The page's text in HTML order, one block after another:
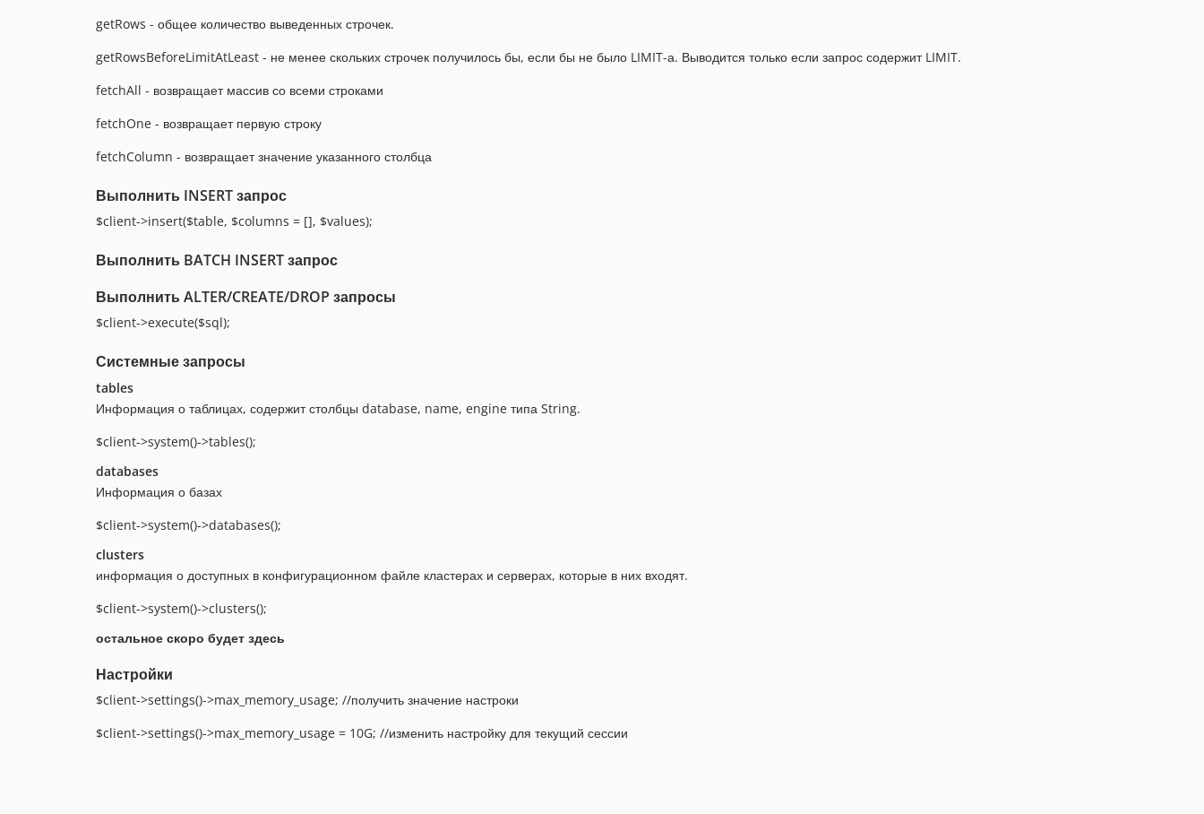
getRows - общее количество выведенных строчек.
getRowsBeforeLimitAtLeast - не менее скольких строчек получилось бы, если бы не было LIMIT-а. Выводится только если запрос содержит LIMIT.
fetchAll - возвращает массив со всеми строками
fetchOne - возвращает первую строку
fetchColumn - возвращает значение указанного столбца
Выполнить INSERT запрос
$client->insert($table, $columns = [], $values);
Выполнить BATCH INSERT запрос
Выполнить ALTER/CREATE/DROP запросы
$client->execute($sql);
Системные запросы
tables
Информация о таблицах, содержит столбцы database, name, engine типа String.
$client->system()->tables();
databases
Информация о базах
$client->system()->databases();
clusters
информация о доступных в конфигурационном файле кластерах и серверах, которые в них входят.
$client->system()->clusters();
остальное скоро будет здесь
Настройки
$client->settings()->max_memory_usage; //получить значение настроки
$client->settings()->max_memory_usage = 10G; //изменить настройку для текущий сессии